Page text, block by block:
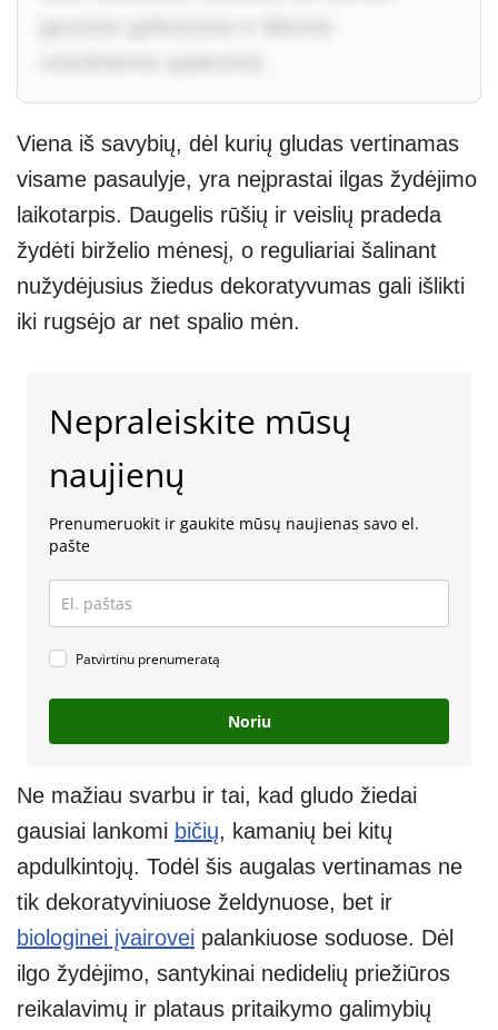
Viena iš savybių, dėl kurių gludas vertinamas
visame pasaulyje, yra neįprastai ilgas žydėjimo
laikotarpis. Daugelis rūšių ir veislių pradeda
žydėti birželio mėnesį, o reguliariai šalinant
nužydėjusius žiedus dekoratyvumas gali išlikti
iki rugsėjo ar net spalio mėn.
Nepraleiskite mūsų
naujienų
Prenumeruokit ir gaukite mūsų naujienas savo el.
pašte
Patvirtinu prenumeratą
Noriu
Ne mažiau svarbu ir tai, kad gludo žiedai
gausiai lankomi bičių, kamanių bei kitų
apdulkintojų. Todėl šis augalas vertinamas ne
tik dekoratyviniuose želdynuose, bet ir
biologinei įvairovei palankiuose soduose. Dėl
ilgo žydėjimo, santykinai nedidelių priežiūros
reikalavimų ir plataus pritaikymo galimybių